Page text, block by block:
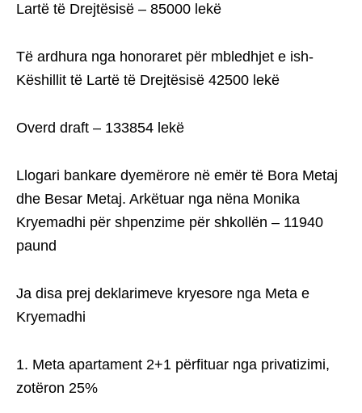
Lartë të Drejtësisë – 85000 lekë
Të ardhura nga honoraret për mbledhjet e ish-
Këshillit të Lartë të Drejtësisë 42500 lekë
Overd draft – 133854 lekë
Llogari bankare dyemërore në emër të Bora Metaj
dhe Besar Metaj. Arkëtuar nga nëna Monika
Kryemadhi për shpenzime për shkollën – 11940
paund
Ja disa prej deklarimeve kryesore nga Meta e
Kryemadhi
1. Meta apartament 2+1 përfituar nga privatizimi,
zotëron 25%